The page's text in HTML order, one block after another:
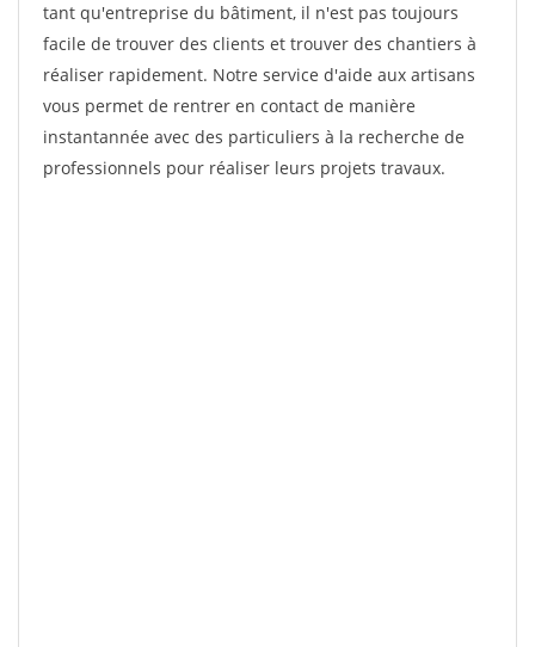
tant qu'entreprise du bâtiment, il n'est pas toujours
facile de trouver des clients et trouver des chantiers à
réaliser rapidement. Notre service d'aide aux artisans
vous permet de rentrer en contact de manière
instantannée avec des particuliers à la recherche de
professionnels pour réaliser leurs projets travaux.